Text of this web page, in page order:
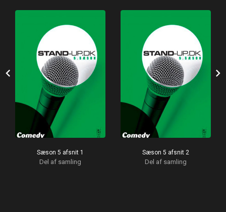
chevron_left
Sæson 5 afsnit 1
Del af samling
Sæson 5 afsnit 2
Del af samling
chevron_right